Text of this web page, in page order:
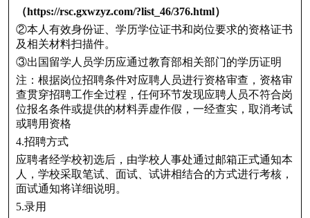
（https://rsc.gxwzyz.com/?list_46/376.html）
②本人有效身份证、学历学位证书和岗位要求的资格证书
及相关材料扫描件。
③出国留学人员学历应通过教育部相关部门的学历证明
注：根据岗位招聘条件对应聘人员进行资格审查，资格审
查贯穿招聘工作全过程，任何环节发现应聘人员不符合岗
位报名条件或提供的材料弄虚作假，一经查实，取消考试
或聘用资格
4.招聘方式
应聘者经学校初选后，由学校人事处通过邮箱正式通知本
人，学校采取笔试、面试、试讲相结合的方式进行考核，
面试通知将详细说明。
5.录用